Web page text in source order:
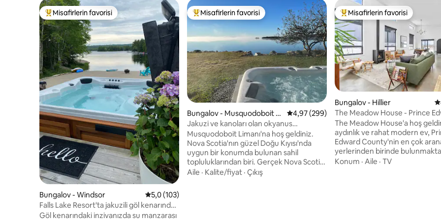
Misafirlerin favorilerinden en beğenilenler arasında
Misafirlerin favorisi
Bungalov - Windsor 5 üzerinden ortalama 5,0 puan, 103 değerlendirme
5,0 (103)
Falls Lake Resort'ta jakuzili göl kenarında
bir vaha
Göl kenarındaki inzivanızda su manzarası
Misafirlerin favorilerinden en beğenilenler arasında
Misafirlerin favorisi
Bungalov - Musquodoboit H
arbour
5 üzerinden ortalama 4,97 puan, 299
4,97 (299)
Jakuzi ve kanoları olan okyanus
kıyısındaki ev
Musquodoboit Limanı'na hoş geldiniz.
Nova Scotia'nın güzel Doğu Kıyısı'nda
uygun bir konumda bulunan sahil
topluluklarından biri. Gerçek Nova Scotia
topluluğunu ve kıyı kültürünü, pitoresk
Aile · Kalite/fiyat · Çıkış
Misafirlerin favorilerinden en
Misafirlerin favorisi
Bungalov - Hillier 5
The Meadow House - Prince
County Modern
The Meadow House'a hoş
aydınlık ve rahat modern ev,
Edward County'nin en çok
yerlerinden birinde
Gerçekten rahatlamak ve
Konum · Aile · TV